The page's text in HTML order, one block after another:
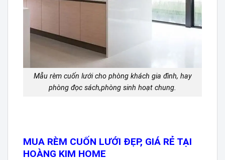
Mẫu rèm cuốn lưới cho phòng khách gia đình, hay
phòng đọc sách,phòng sinh hoạt chung.
MUA RÈM CUỐN LƯỚI ĐẸP, GIÁ RẺ TẠI
HOÀNG KIM HOME